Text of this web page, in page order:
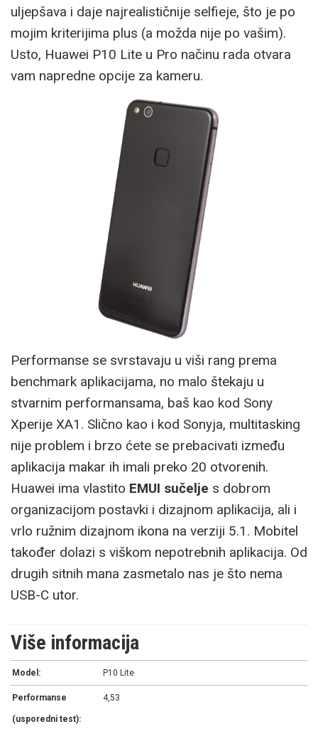
uljepšava i daje najrealističnije selfieje, što je po
mojim kriterijima plus (a možda nije po vašim).
Usto, Huawei P10 Lite u Pro načinu rada otvara
vam napredne opcije za kameru.
Performanse se svrstavaju u viši rang prema
benchmark aplikacijama, no malo štekaju u
stvarnim performansama, baš kao kod Sony
Xperije XA1. Slično kao i kod Sonyja, multitasking
nije problem i brzo ćete se prebacivati između
aplikacija makar ih imali preko 20 otvorenih.
Huawei ima vlastito EMUI sučelje s dobrom
organizacijom postavki i dizajnom aplikacija, ali i
vrlo ružnim dizajnom ikona na verziji 5.1. Mobitel
također dolazi s viškom nepotrebnih aplikacija. Od
drugih sitnih mana zasmetalo nas je što nema
USB-C utor.
Više informacija
Model: P10 Lite
Performanse
(usporedni test):
4,53